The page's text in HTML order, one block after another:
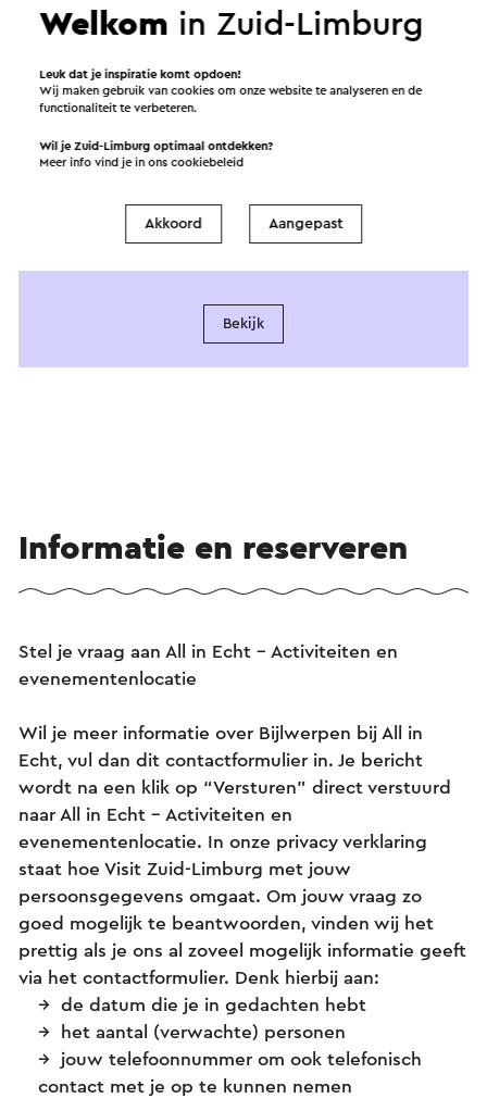
Aangeboden
door
All in Echt - Activiteiten en
Bekijk
Informatie en reserveren
Stel je vraag aan All in Echt - Activiteiten en
evenementenlocatie
Wil je meer informatie over Bijlwerpen bij All in
Echt, vul dan dit contactformulier in. Je bericht
wordt na een klik op “Versturen” direct verstuurd
naar All in Echt - Activiteiten en
evenementenlocatie. In onze privacy verklaring
staat hoe Visit Zuid-Limburg met jouw
persoonsgegevens omgaat. Om jouw vraag zo
goed mogelijk te beantwoorden, vinden wij het
prettig als je ons al zoveel mogelijk informatie geeft
via het contactformulier. Denk hierbij aan:
de datum die je in gedachten hebt
het aantal (verwachte) personen
jouw telefoonnummer om ook telefonisch
contact met je op te kunnen nemen
Welkom in Zuid-Limburg
Leuk dat je inspiratie komt opdoen!
Wij maken gebruik van cookies om onze website te analyseren en de
functionaliteit te verbeteren.
Wil je Zuid-Limburg optimaal ontdekken?
Meer info vind je in onscookiebeleid
Akkoord Aangepast